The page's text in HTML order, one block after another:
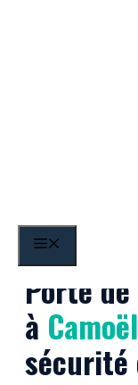
Porte
à Camoël
sécurité